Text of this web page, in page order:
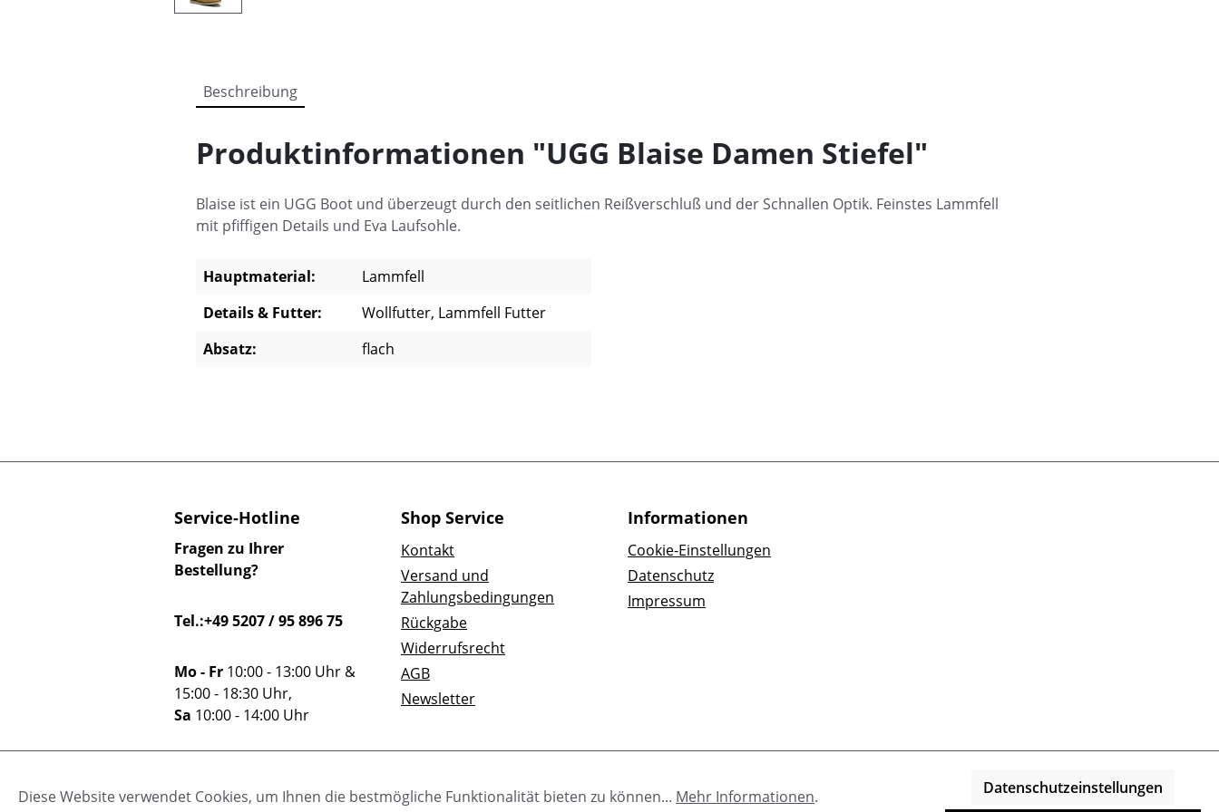
Beschreibung
Produktinformationen "UGG Blaise Damen Stiefel"
Blaise ist ein UGG Boot und überzeugt durch den seitlichen Reißverschluß und der Schnallen Optik. Feinstes Lammfell
mit pfiffigen Details und Eva Laufsohle.
Hauptmaterial:
Lammfell
Details & Futter:
Wollfutter, Lammfell Futter
Absatz:
flach
Service-Hotline
Fragen zu Ihrer
Bestellung?
Tel.:+49 5207 / 95 896 75
Mo - Fr 10:00 - 13:00 Uhr &
15:00 - 18:30 Uhr,
Sa 10:00 - 14:00 Uhr
Kontaktformular.
Shop Service
Kontakt
Versand und
Zahlungsbedingungen
Rückgabe
Widerrufsrecht
AGB
Newsletter
Informationen
Cookie-Einstellungen
Datenschutz
Impressum
Diese Website verwendet Cookies, um Ihnen die bestmögliche Funktionalität bieten zu können... Mehr Informationen.
Datenschutzeinstellungen